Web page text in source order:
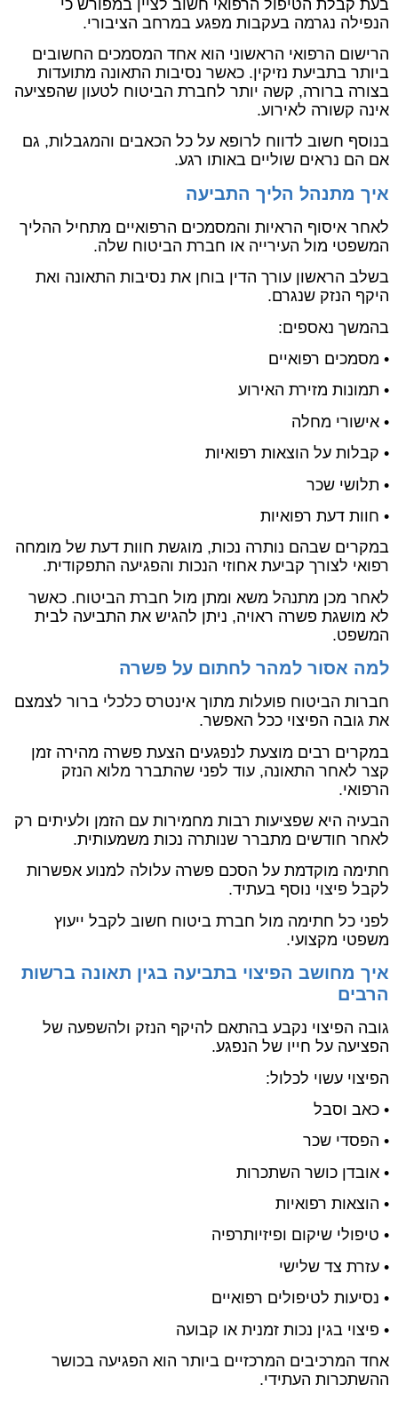
בעת קבלת הטיפול הרפואי חשוב לציין במפורש כי
הנפילה נגרמה בעקבות מפגע במרחב הציבורי.
הרישום הרפואי הראשוני הוא אחד המסמכים החשובים
ביותר בתביעת נזיקין. כאשר נסיבות התאונה מתועדות
בצורה ברורה, קשה יותר לחברת הביטוח לטעון שהפציעה
אינה קשורה לאירוע.
בנוסף חשוב לדווח לרופא על כל הכאבים והמגבלות, גם
אם הם נראים שוליים באותו רגע.
איך מתנהל הליך התביעה
לאחר איסוף הראיות והמסמכים הרפואיים מתחיל ההליך
המשפטי מול העירייה או חברת הביטוח שלה.
בשלב הראשון עורך הדין בוחן את נסיבות התאונה ואת
היקף הנזק שנגרם.
בהמשך נאספים:
• מסמכים רפואיים
• תמונות מזירת האירוע
• אישורי מחלה
• קבלות על הוצאות רפואיות
• תלושי שכר
• חוות דעת רפואיות
במקרים שבהם נותרה נכות, מוגשת חוות דעת של מומחה
רפואי לצורך קביעת אחוזי הנכות והפגיעה התפקודית.
לאחר מכן מתנהל משא ומתן מול חברת הביטוח. כאשר
לא מושגת פשרה ראויה, ניתן להגיש את התביעה לבית
המשפט.
למה אסור למהר לחתום על פשרה
חברות הביטוח פועלות מתוך אינטרס כלכלי ברור לצמצם
את גובה הפיצוי ככל האפשר.
במקרים רבים מוצעת לנפגעים הצעת פשרה מהירה זמן
קצר לאחר התאונה, עוד לפני שהתברר מלוא הנזק
הרפואי.
הבעיה היא שפציעות רבות מחמירות עם הזמן ולעיתים רק
לאחר חודשים מתברר שנותרה נכות משמעותית.
חתימה מוקדמת על הסכם פשרה עלולה למנוע אפשרות
לקבל פיצוי נוסף בעתיד.
לפני כל חתימה מול חברת ביטוח חשוב לקבל ייעוץ
משפטי מקצועי.
איך מחושב הפיצוי בתביעה בגין תאונה ברשות
הרבים
גובה הפיצוי נקבע בהתאם להיקף הנזק ולהשפעה של
הפציעה על חייו של הנפגע.
הפיצוי עשוי לכלול:
• כאב וסבל
• הפסדי שכר
• אובדן כושר השתכרות
• הוצאות רפואיות
• טיפולי שיקום ופיזיותרפיה
• עזרת צד שלישי
• נסיעות לטיפולים רפואיים
• פיצוי בגין נכות זמנית או קבועה
אחד המרכיבים המרכזיים ביותר הוא הפגיעה בכושר
ההשתכרות העתידי.